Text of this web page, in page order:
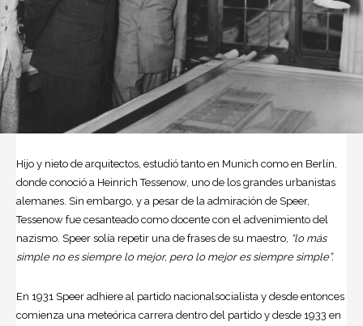
Hijo y nieto de arquitectos, estudió tanto en Munich como en Berlín
donde conoció a Heinrich Tessenow, uno de los grandes urbanistas
alemanes. Sin embargo, y a pesar de la admiración de Speer,
Tessenow fue cesanteado como docente con el advenimiento del
nazismo. Speer solía repetir una de frases de su maestro, “lo más
simple no es siempre lo mejor, pero lo mejor es siempre simple”.
En 1931 Speer adhiere al partido nacionalsocialista y desde entonces
comienza una meteórica carrera dentro del partido y desde 1933 en